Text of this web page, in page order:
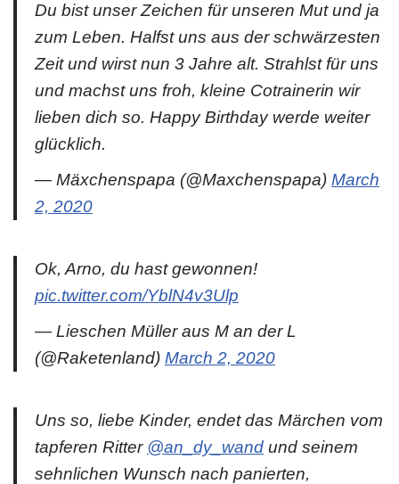
Du bist unser Zeichen für unseren Mut und ja
zum Leben. Halfst uns aus der schwärzesten
Zeit und wirst nun 3 Jahre alt. Strahlst für uns
und machst uns froh, kleine Cotrainerin wir
lieben dich so. Happy Birthday werde weiter
glücklich.
— Mäxchenspapa (@Maxchenspapa) March
2, 2020
Ok, Arno, du hast gewonnen!
pic.twitter.com/YblN4v3Ulp
— Lieschen Müller aus M an der L
(@Raketenland) March 2, 2020
Uns so, liebe Kinder, endet das Märchen vom
tapferen Ritter @an_dy_wand und seinem
sehnlichen Wunsch nach panierten,